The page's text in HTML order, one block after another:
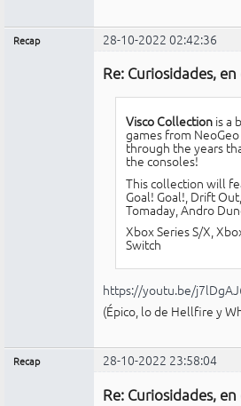
Recap 28-10-2022 02:42:36
Re: Curiosidades,
Visco Collectionis a
games from
through the years
the consoles!
This collection will
Goal! Goal!, Drift
Tomaday, Andro
Xbox Series S/X,
Switch
https://youtu.be/
(Épico, lo de Hellfire y
Recap 28-10-2022 23:58:04
Re: Curiosidades,